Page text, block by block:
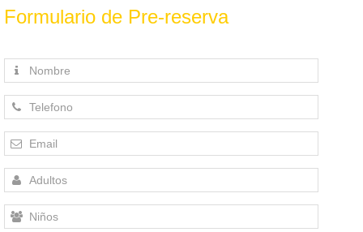
Formulario de Pre-reserva